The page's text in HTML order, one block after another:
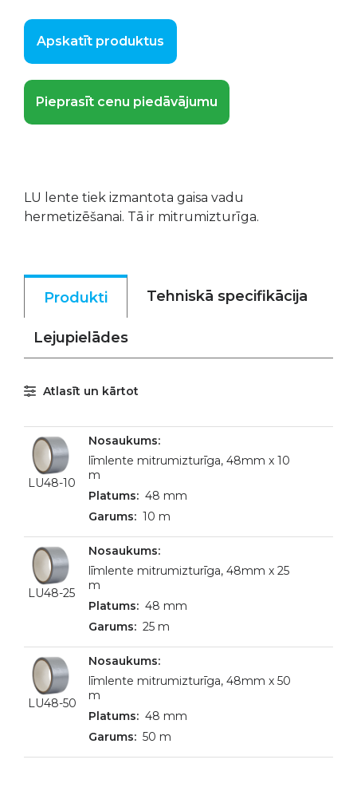
Apskatīt produktus
Pieprasīt cenu piedāvājumu
LU lente tiek izmantota gaisa vadu
hermetizēšanai. Tā ir mitrumizturīga.
Produkti Tehniskā specifikācija
Lejupielādes
Atlasīt un kārtot
LU48-10
līmlente mitrumizturīga, 48mm x 10
m
48 mm
10 m
LU48-25
līmlente mitrumizturīga, 48mm x 25
m
48 mm
25 m
LU48-50
līmlente mitrumizturīga, 48mm x 50
m
48 mm
50 m